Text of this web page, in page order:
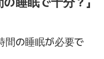
間の睡眠が必要で